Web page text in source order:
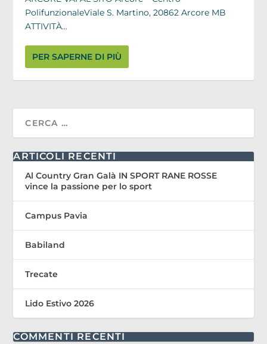
PolifunzionaleViale S. Martino, 20862 Arcore MB
ATTIVITÀ...
PER SAPERNE DI PIÙ
ARTICOLI RECENTI
Al Country Gran Galà IN SPORT RANE ROSSE
vince la passione per lo sport
Campus Pavia
Babiland
Trecate
Lido Estivo 2026
COMMENTI RECENTI